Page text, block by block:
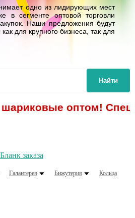
одно из лидирующих мест
в сегменте оптовой торговли
Наши предложения будут
для крупного бизнеса, так для
Найти
оптом!
Бланк заказа
Галантерея Бижутерия Кольца